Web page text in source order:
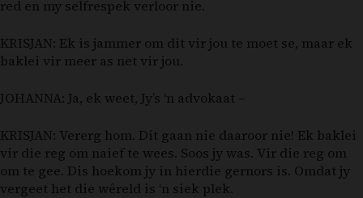
red en my selfrespek verloor nie.
KRISJAN: Ek is jammer om dit vir jou te moet se, maar ek
baklei vir meer as net vir jou.
JOHANNA: Ja, ek weet, Jy’s ‘n advokaat –
KRISJAN: Vererg hom. Dit gaan nie daaroor nie! Ek baklei
vir die reg om naief te wees. Soos jy was. Vir die reg om
om te gee. Dis hoekom jy in hierdie gernors is. Omdat jy
vergeet het die wêreld is ‘n siek plek.